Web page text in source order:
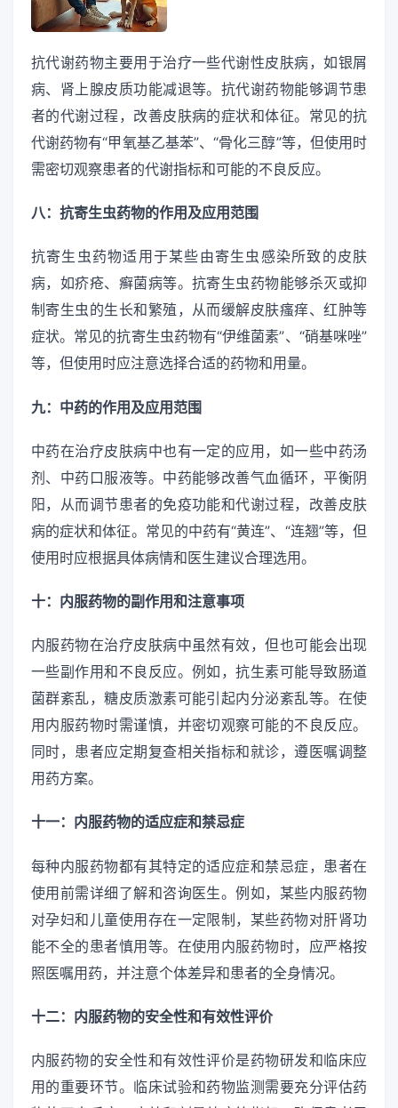
抗代谢药物主要用于治疗一些代谢性皮肤病，如银屑
病、肾上腺皮质功能减退等。抗代谢药物能够调节患
者的代谢过程，改善皮肤病的症状和体征。常见的抗
代谢药物有“甲氧基乙基苯”、“骨化三醇”等，但使用时
需密切观察患者的代谢指标和可能的不良反应。
八：抗寄生虫药物的作用及应用范围
抗寄生虫药物适用于某些由寄生虫感染所致的皮肤
病，如疥疮、癣菌病等。抗寄生虫药物能够杀灭或抑
制寄生虫的生长和繁殖，从而缓解皮肤瘙痒、红肿等
症状。常见的抗寄生虫药物有“伊维菌素”、“硝基咪唑”
等，但使用时应注意选择合适的药物和用量。
九：中药的作用及应用范围
中药在治疗皮肤病中也有一定的应用，如一些中药汤
剂、中药口服液等。中药能够改善气血循环，平衡阴
阳，从而调节患者的免疫功能和代谢过程，改善皮肤
病的症状和体征。常见的中药有“黄连”、“连翘”等，但
使用时应根据具体病情和医生建议合理选用。
十：内服药物的副作用和注意事项
内服药物在治疗皮肤病中虽然有效，但也可能会出现
一些副作用和不良反应。例如，抗生素可能导致肠道
菌群紊乱，糖皮质激素可能引起内分泌紊乱等。在使
用内服药物时需谨慎，并密切观察可能的不良反应。
同时，患者应定期复查相关指标和就诊，遵医嘱调整
用药方案。
十一：内服药物的适应症和禁忌症
每种内服药物都有其特定的适应症和禁忌症，患者在
使用前需详细了解和咨询医生。例如，某些内服药物
对孕妇和儿童使用存在一定限制，某些药物对肝肾功
能不全的患者慎用等。在使用内服药物时，应严格按
照医嘱用药，并注意个体差异和患者的全身情况。
十二：内服药物的安全性和有效性评价
内服药物的安全性和有效性评价是药物研发和临床应
用的重要环节。临床试验和药物监测需要充分评估药